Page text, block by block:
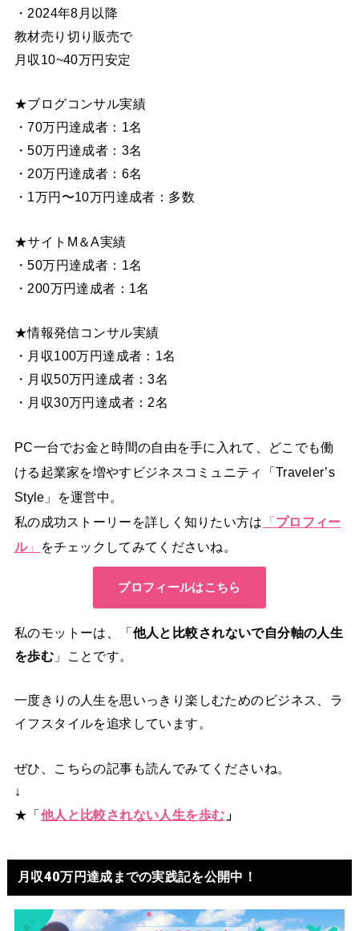
・2024年8月以降
教材売り切り販売で
月収10~40万円安定
★ブログコンサル実績
・70万円達成者：1名
・50万円達成者：3名
・20万円達成者：6名
・1万円〜10万円達成者：多数
★サイトM＆A実績
・50万円達成者：1名
・200万円達成者：1名
★情報発信コンサル実績
・月収100万円達成者：1名
・月収50万円達成者：3名
・月収30万円達成者：2名
PC一台でお金と時間の自由を手に入れて、どこでも働
ける起業家を増やすビジネスコミュニティ「Traveler’s
Style」を運営中。
私の成功ストーリーを詳しく知りたい方は 「 プロフィー
ル」 をチェックしてみてくださいね。
プロフィールはこちら
私のモットーは、「他人と比較されないで自分軸の人生
を歩む 」ことです。
一度きりの人生を思いっきり楽しむためのビジネス、ラ
イフスタイルを追求しています。
ぜひ、こちらの記事も読んでみてくださいね。
↓
★「他人と比較されない人生を歩む 」
月収40万円達成までの実践記を公開中！